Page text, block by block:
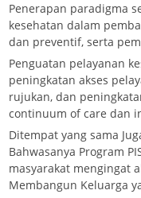
Penerapan paradigma
kesehatan dalam
dan preventif, serta
Penguatan pelayanan
peningkatan akses
rujukan, dan
continuum of care dan
Ditempat yang sama
Bahwasanya Program
masyarakat mengingat
Membangun Keluarga